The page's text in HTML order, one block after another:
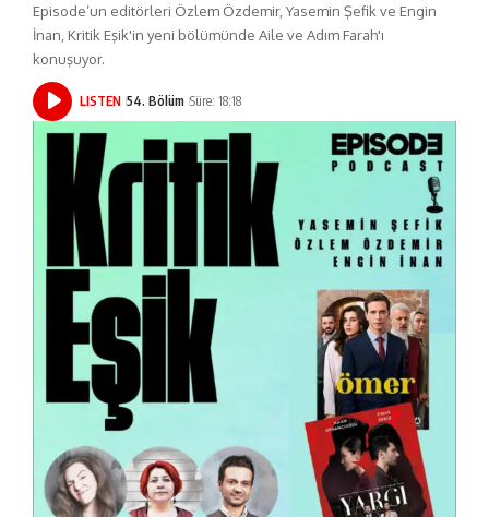
Episode’un editörleri Özlem Özdemir, Yasemin Şefik ve Engin
İnan, Kritik Eşik'in yeni bölümünde Aile ve Adım Farah'ı
konuşuyor.
LISTEN 54. Bölüm Süre: 18:18